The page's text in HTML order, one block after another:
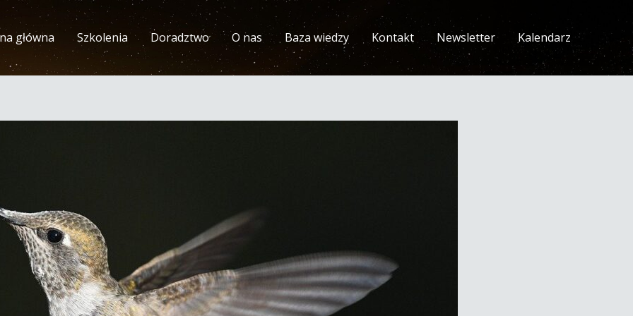
główna Szkolenia Doradztwo O nas Baza wiedzy Kontakt Newsletter Kalendarz